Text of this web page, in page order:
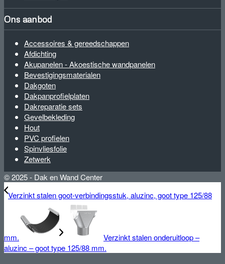
Ons aanbod
Accessoires & gereedschappen
Afdichting
Akupanelen - Akoestische wandpanelen
Bevestigingsmaterialen
Dakgoten
Dakpanprofielplaten
Dakreparatie sets
Gevelbekleding
Hout
PVC profielen
Spinvliesfolie
Zetwerk
© 2025 - Dak en Wand Center
Verzinkt stalen goot-verbindingsstuk, aluzinc, goot type 125/88
mm.
Verzinkt stalen onderuitloop –
aluzinc – goot type 125/88 mm.